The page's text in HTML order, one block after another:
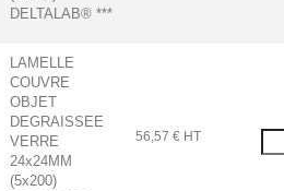
DELTALAB® ***
LAMELLE
COUVRE
OBJET
DEGRAISSEE
VERRE
24x24MM
(5x200)
56,57 € HT